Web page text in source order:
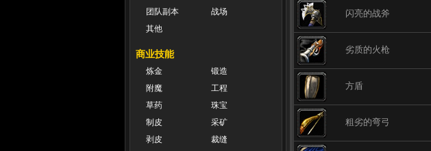
团队副本
战场
其他
商业技能
炼金
锻造
附魔
工程
草药
珠宝
制皮
采矿
剥皮
裁缝
闪亮的战斧
劣质的火枪
方盾
粗劣的弯弓